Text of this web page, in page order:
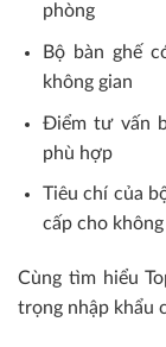
phòng
Bộ bàn ghế
không gian
Điểm tư vấn
phù hợp
Tiêu chí của
cấp cho không
Cùng tìm hiểu
trọng nhập khẩu